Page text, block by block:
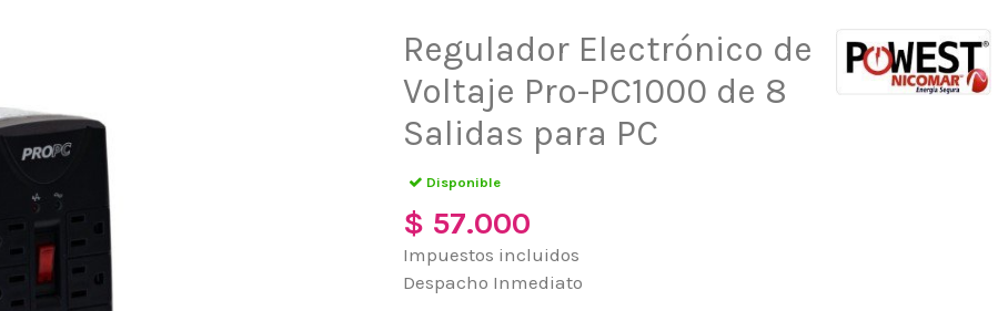
Regulador Electrónico de
Voltaje Pro-PC1000 de 8
Salidas para PC
Disponible
$ 57.000
Impuestos incluidos
Despacho Inmediato